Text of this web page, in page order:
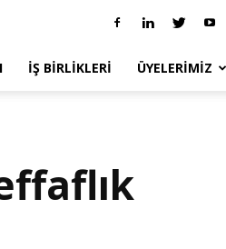
İŞ BIRLIKLERI ÜYELERIMIZ